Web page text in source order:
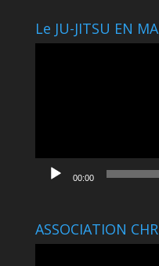
Le JU-JITSU EN
00:00
ASSOCIATION